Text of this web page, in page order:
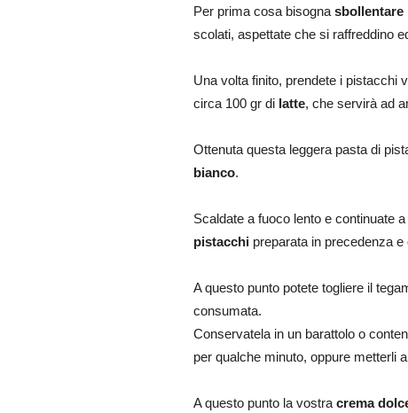
Per prima cosa bisogna sbollentare
scolati, aspettate che si raffreddino
Una volta finito, prendete i pistacchi
circa 100 gr di latte, che servirà ad
Ottenuta questa leggera pasta di
bianco.
Scaldate a fuoco lento e continuate
pistacchi preparata in precedenza
A questo punto potete togliere il
consumata.
Conservatela in un barattolo o
per qualche minuto, oppure metterli
A questo punto la vostra crema